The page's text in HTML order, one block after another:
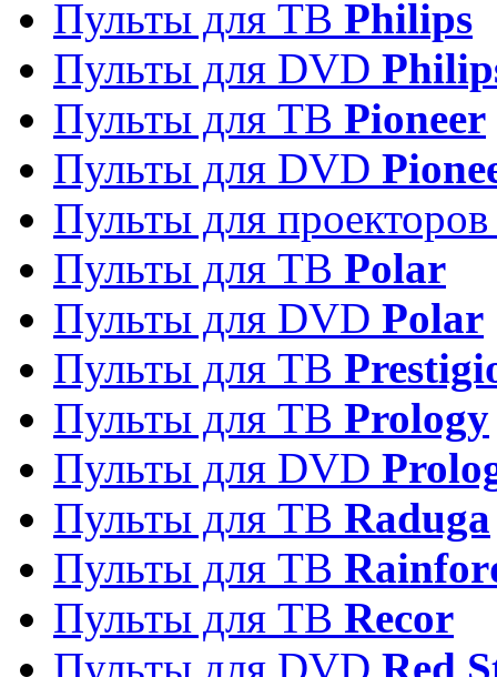
Пульты для ТВ Philips
Пульты для DVD
Пульты для ТВ Pioneer
Пульты для DVD
Пульты для
Пульты для ТВ Polar
Пульты для DVD Polar
Пульты для ТВ
Пульты для ТВ Prology
Пульты для DVD
Пульты для ТВ Raduga
Пульты для ТВ
Пульты для ТВ Recor
Пульты для DVD Red